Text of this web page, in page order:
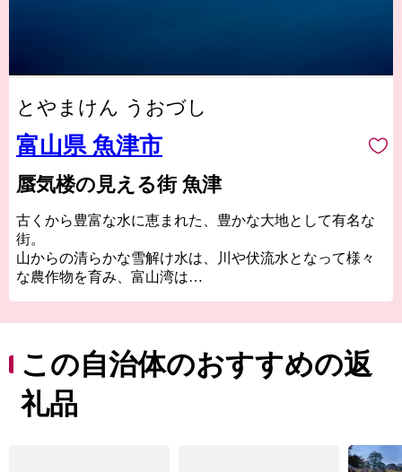
とやまけん うおづし
富山県 魚津市
蜃気楼の見える街 魚津
古くから豊富な水に恵まれた、豊かな大地として有名な
街。
山からの清らかな雪解け水は、川や伏流水となって様々
な農作物を育み、富山湾は
■魚津の水循環
魚津市は、海抜０ｍから標高2,400ｍ以上の山岳地帯まで
が、奥行わずか約25ｋｍに
この地形は海中まで続き、水深1,000ｍにまで達します。
この自治体のおすすめの返
礼品